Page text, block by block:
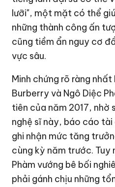
lưỡi", một mặt có thể
những thành công ấn
cũng tiềm ẩn nguy cơ
vực sâu.
Minh chứng rõ ràng
Burberry và Ngô Diệc
tiên của năm 2017, nhờ
nghệ sĩ này, báo cáo
ghi nhận mức tăng
cùng kỳ năm trước. Tuy
Phàm vướng bê bối
phải gánh chịu những